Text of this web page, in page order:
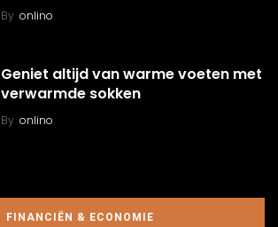
By onlino
Geniet altijd van warme voeten met
verwarmde sokken
By onlino
FINANCIËN & ECONOMIE